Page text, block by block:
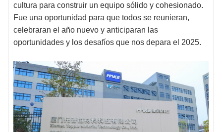
cultura para construir un equipo sólido y cohesionado.
Fue una oportunidad para que todos se reunieran,
celebraran el año nuevo y anticiparan las
oportunidades y los desafíos que nos depara el 2025.